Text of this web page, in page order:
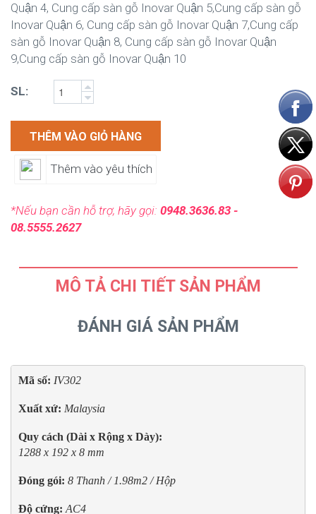
Quận 4, Cung cấp sàn gỗ Inovar Quận 5,Cung cấp sàn gỗ
Inovar Quận 6, Cung cấp sàn gỗ Inovar Quận 7,Cung cấp
sàn gỗ Inovar Quận 8, Cung cấp sàn gỗ Inovar Quận
9,Cung cấp sàn gỗ Inovar Quận 10
SL:
THÊM VÀO GIỎ HÀNG
Thêm vào yêu thích
*Nếu bạn cần hỗ trợ, hãy gọi: 0948.3636.83 -
08.5555.2627
MÔ TẢ CHI TIẾT SẢN PHẨM
ĐÁNH GIÁ SẢN PHẨM
Mã số: IV302
Xuất xứ: Malaysia
Quy cách (Dài x Rộng x Dày):
1288 x 192 x 8 mm
Đóng gói: 8 Thanh / 1.98m2 / Hộp
Độ cứng: AC4